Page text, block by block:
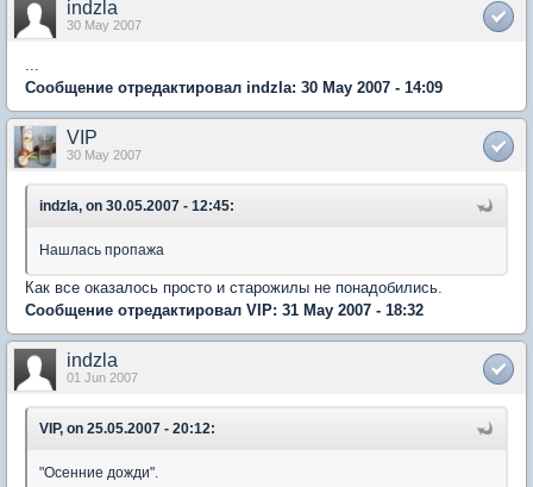
indzla
30 May 2007
Сообщение отредактировал indzla: 30 May 2007 - 14:09
VIP
30 May 2007
indzla, on 30.05.2007 - 12:45:
Нашлась пропажа
Как все оказалось просто и старожилы не понадобились.
Сообщение отредактировал VIP: 31 May 2007 - 18:32
indzla
01 Jun 2007
VIP, on 25.05.2007 - 20:12:
"Осенние дожди".